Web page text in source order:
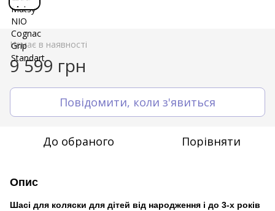
Немає в наявності
9 599 грн
Повідомити, коли з'явиться
До обраного Порівняти
Опис
Шасі для коляски для дітей від народження і до 3-х років